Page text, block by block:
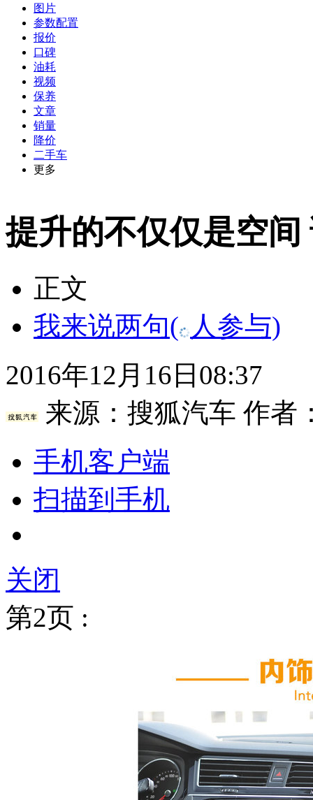
图片
参数配置
报价
口碑
油耗
视频
保养
文章
销量
降价
二手车
更多
提升的不仅仅是空
正文
我来说两句( 人参与)
2016年12月16日08:37
来源： 搜狐汽车 作者
手机客户端
扫描到手机
关闭
第2页 :